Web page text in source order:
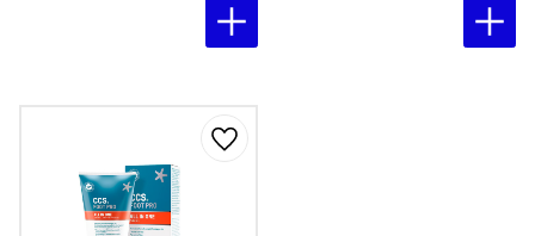
Lägg till i favoriter